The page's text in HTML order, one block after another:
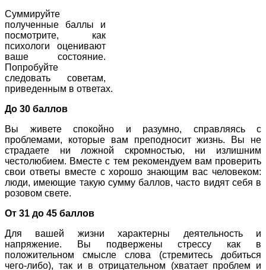
Суммируйте
полученные баллы и
посмотрите, как
психологи оценивают
ваше состояние.
Попробуйте
следовать советам,
приведенным в ответах.
До 30 баллов
Вы живете спокойно и разумно, справляясь с
проблемами, которые вам преподносит жизнь. Вы не
страдаете ни ложной скромностью, ни излишним
честолюбием. Вместе с тем рекомендуем вам проверить
свои ответы вместе с хорошо знающим вас человеком:
люди, имеющие такую сумму баллов, часто видят себя в
розовом свете.
От 31 до 45 баллов
Для вашей жизни характерны деятельность и
напряжение. Вы подвержены стрессу как в
положительном смысле слова (стремитесь добиться
чего-либо), так и в отрицательном (хватает проблем и